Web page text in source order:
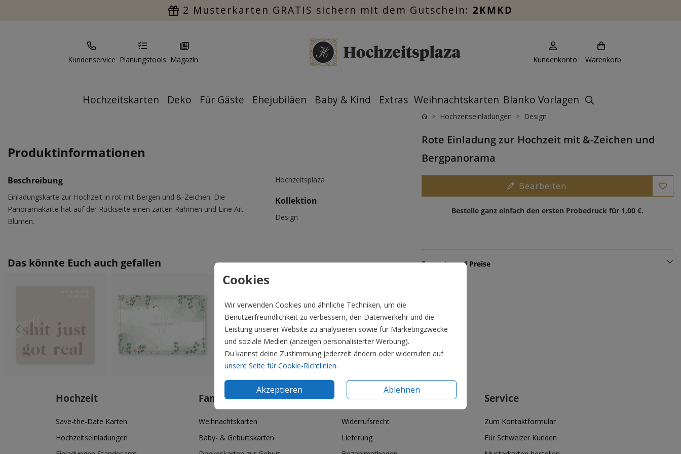
2 Musterkarten GRATIS sichern mit dem Gutschein: 2KMKD
Kundenservice Planungstools Magazin Kundenkonto Warenkorb
Hochzeitskarten Deko Für Gäste Ehejubiläen Baby & Kind Extras Weihnachtskarten Blanko Vorlagen
Cookies
Wir verwenden Cookies und ähnliche Techniken, um die
Benutzerfreundlichkeit zu verbessern, den Datenverkehr und die
Leistung unserer Website zu analysieren sowie für Marketingzwecke
und soziale Medien (anzeigen personalisierter Werbung).
Du kannst deine Zustimmung jederzeit ändern oder widerrufen auf
unsere Seite für Cookie-Richtlinien.
Akzeptieren Ablehnen
Produktinformationen
Beschreibung
Einladungskarte zur Hochzeit in rot mit Bergen und &-Zeichen. Die
Panoramakarte hat auf der Rückseite einen zarten Rahmen und Line Art
Blumen.
Hochzeitsplaza
Kollektion
Design
Das könnte Euch auch gefallen
Hochzeitseinladungen Design
Rote Einladung zur Hochzeit mit &-Zeichen und
Bergpanorama
Bearbeiten
Bestelle ganz einfach den ersten Probedruck für 1,00 €.
Formate und Preise
Hochzeit
Save-the-Date Karten
Hochzeitseinladungen
Familie & Feiertage
Weihnachtskarten
Baby- & Geburtskarten
Informationen
Widerrufsrecht
Lieferung
Service
Zum Kontaktformular
Für Schweizer Kunden